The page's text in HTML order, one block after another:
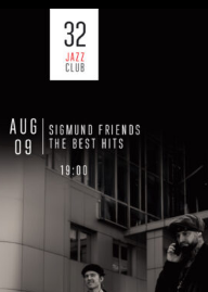
Ціна:
Павло Литвиненко
,)/Денис Дудко (Бас,)/
Люлякін (Барабани